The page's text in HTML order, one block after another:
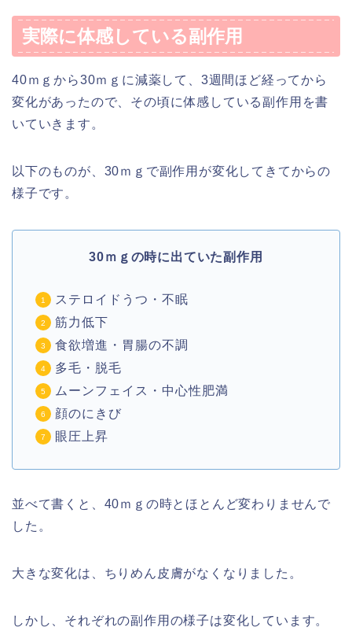
実際に体感している副作用
40ｍｇから30ｍｇに減薬して、3週間ほど経ってから
変化があったので、その頃に体感している副作用を書
いていきます。
以下のものが、30ｍｇで副作用が変化してきてからの
様子です。
30ｍｇの時に出ていた副作用
ステロイドうつ・不眠
筋力低下
食欲増進・胃腸の不調
多毛・脱毛
ムーンフェイス・中心性肥満
顔のにきび
眼圧上昇
並べて書くと、40ｍｇの時とほとんど変わりませんで
した。
大きな変化は、ちりめん皮膚がなくなりました。
しかし、それぞれの副作用の様子は変化しています。